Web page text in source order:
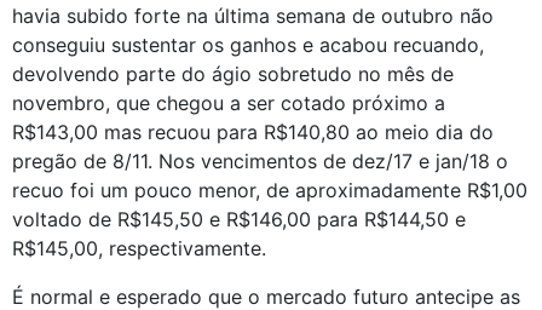
havia subido forte na última semana de outubro não
conseguiu sustentar os ganhos e acabou recuando,
devolvendo parte do ágio sobretudo no mês de
novembro, que chegou a ser cotado próximo a
R$143,00 mas recuou para R$140,80 ao meio dia do
pregão de 8/11. Nos vencimentos de dez/17 e jan/18 o
recuo foi um pouco menor, de aproximadamente R$1,00
voltado de R$145,50 e R$146,00 para R$144,50 e
R$145,00, respectivamente.
É normal e esperado que o mercado futuro antecipe as